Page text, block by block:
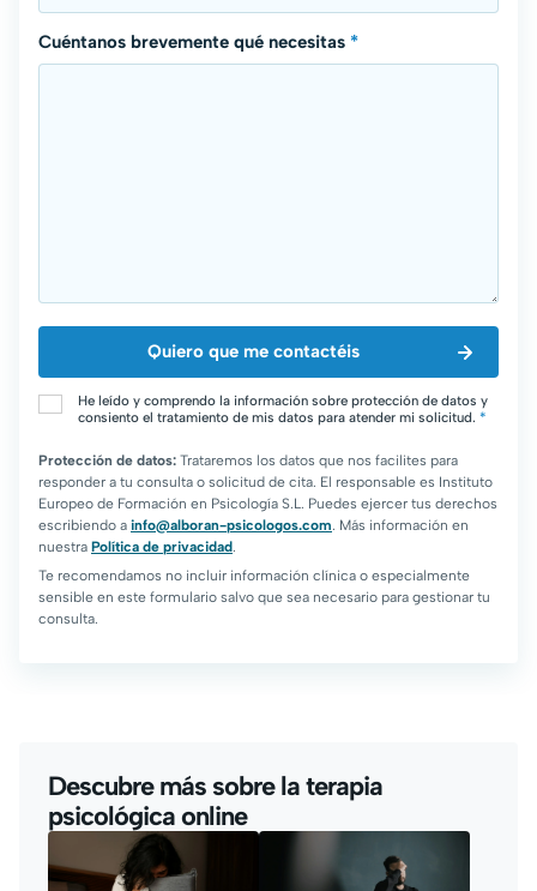
Cuéntanos brevemente qué necesitas *
He leído y comprendo la información sobre protección de datos y
consiento el tratamiento de mis datos para atender mi solicitud.*
Protección de datos: Trataremos los datos que nos facilites para
responder a tu consulta o solicitud de cita. El responsable es Instituto
Europeo de Formación en Psicología S.L. Puedes ejercer tus derechos
escribiendo a info@alboran-psicologos.com. Más información en
nuestra Política de privacidad.
Te recomendamos no incluir información clínica o especialmente
sensible en este formulario salvo que sea necesario para gestionar tu
consulta.
Descubre más sobre la terapia
psicológica online